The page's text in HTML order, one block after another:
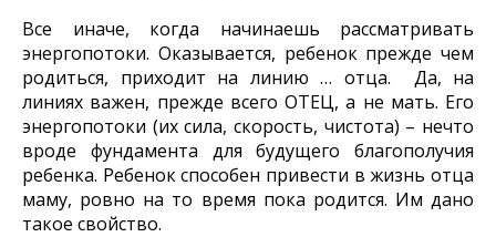
Все иначе, когда начинаешь рассматривать
энергопотоки. Оказывается, ребенок прежде чем
родиться, приходит на линию … отца. Да, на
линиях важен, прежде всего ОТЕЦ, а не мать. Его
энергопотоки (их сила, скорость, чистота) – нечто
вроде фундамента для будущего благополучия
ребенка. Ребенок способен привести в жизнь отца
маму, ровно на то время пока родится. Им дано
такое свойство.